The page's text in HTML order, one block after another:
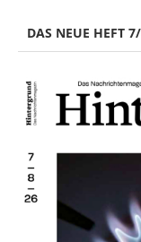
DAS NEUE HEFT